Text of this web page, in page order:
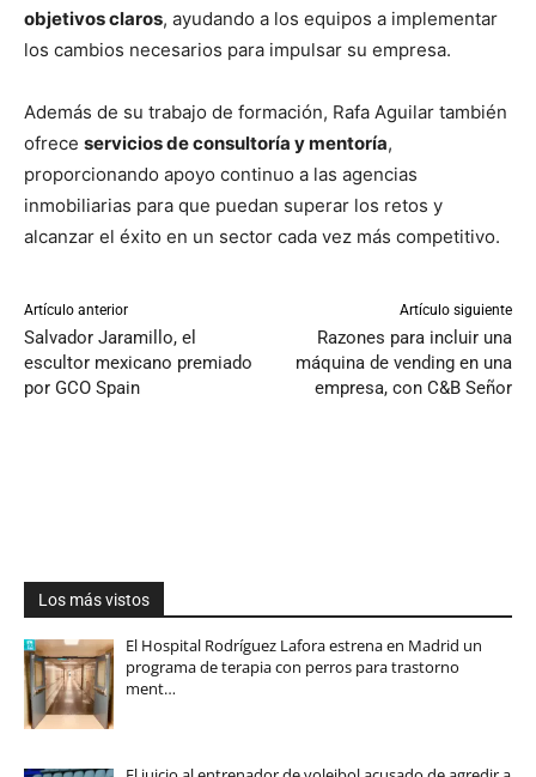
objetivos claros, ayudando a los equipos a implementar
los cambios necesarios para impulsar su empresa.
Además de su trabajo de formación, Rafa Aguilar también
ofrece servicios de consultoría y mentoría,
proporcionando apoyo continuo a las agencias
inmobiliarias para que puedan superar los retos y
alcanzar el éxito en un sector cada vez más competitivo.
Artículo anterior
Salvador Jaramillo, el
escultor mexicano premiado
por GCO Spain
Artículo siguiente
Razones para incluir una
máquina de vending en una
empresa, con C&B Señor
Los más vistos
El Hospital Rodríguez Lafora estrena en Madrid un
programa de terapia con perros para trastorno
ment…